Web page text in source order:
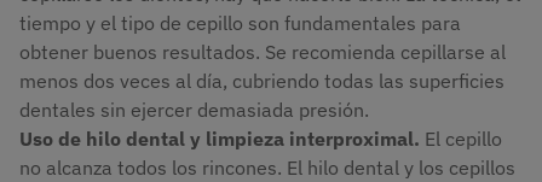
tiempo y el tipo de cepillo son fundamentales para
obtener buenos resultados. Se recomienda cepillarse al
menos dos veces al día, cubriendo todas las superficies
dentales sin ejercer demasiada presión.
Uso de hilo dental y limpieza interproximal. El cepillo
no alcanza todos los rincones. El hilo dental y los cepillos